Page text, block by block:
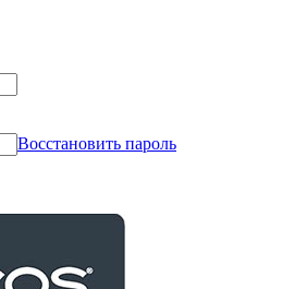
Восстановить пароль